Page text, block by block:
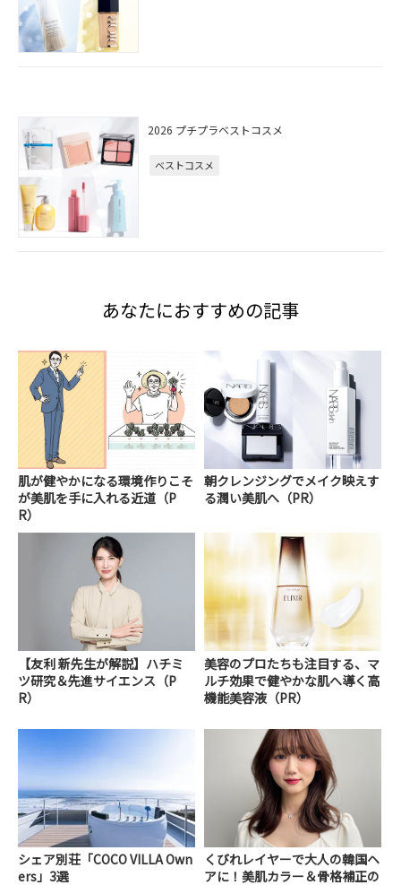
2026 プチプラベストコスメ
ベストコスメ
あなたにおすすめの記事
肌が健やかになる環境作りこそ
が美肌を手に入れる近道（P
R）
朝クレンジングでメイク映えす
る潤い美肌へ（PR）
【友利 新先生が解説】ハチミ
ツ研究＆先進サイエンス（P
R）
美容のプロたちも注目する、マ
ルチ効果で健やかな肌へ導く高
機能美容液（PR）
シェア別荘「COCO VILLA Own
ers」3選
くびれレイヤーで大人の韓国ヘ
アに！美肌カラー＆骨格補正の